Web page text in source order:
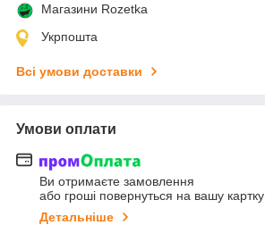
Магазини Rozetka
Укрпошта
Всі умови доставки
Умови оплати
Ви отримаєте замовлення
або гроші повернуться на вашу картку
Детальніше